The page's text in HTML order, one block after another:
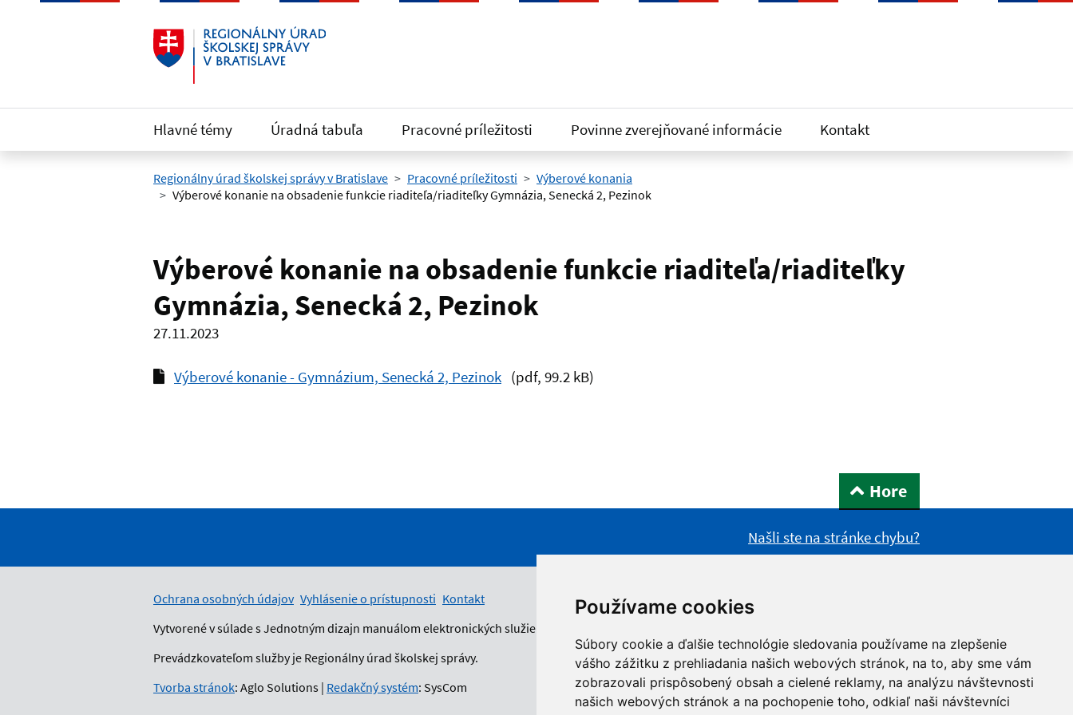
Používame cookies
Súbory cookie a ďalšie technológie sledovania používame na zlepšenie
vášho zážitku z prehliadania našich webových stránok, na to, aby sme vám
zobrazovali prispôsobený obsah a cielené reklamy, na analýzu návštevnosti
našich webových stránok a na pochopenie toho, odkiaľ naši návštevníci
Preskočiť na hlavný obsah
Hlavné témy Úradná tabuľa Pracovné príležitosti Povinne zverejňované informácie Kontakt
Regionálny úrad školskej správy v Bratislave Pracovné príležitosti
Výberové konania
Výberové konanie na obsadenie funkcie riaditeľa/riaditeľky Gymnázia, Senecká 2, Pezinok
Výberové konanie na obsadenie funkcie riaditeľa/riaditeľky
Gymnázia, Senecká 2, Pezinok
27.11.2023
Výberové konanie - Gymnázium, Senecká 2, Pezinok (pdf, 99.2 kB)
Hore
Našli ste na stránke chybu?
Ochrana osobných údajov Vyhlásenie o prístupnosti Kontakt
Vytvorené v súlade s Jednotným dizajn manuálom elektronických služieb.
Prevádzkovateľom služby je Regionálny úrad školskej správy.
Tvorba stránok: Aglo Solutions | Redakčný systém: SysCom